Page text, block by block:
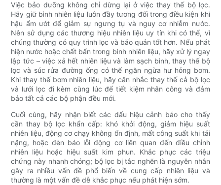
Việc bảo dưỡng không chỉ dừng lại ở việc thay thế bộ lọc.
Hãy giữ bình nhiên liệu luôn đầy tương đối trong điều kiện khí
hậu ẩm ướt để giảm sự ngưng tụ và nguy cơ nhiễm nước.
Nên sử dụng các thương hiệu nhiên liệu uy tín khi có thể, vì
chúng thường có quy trình lọc và bảo quản tốt hơn. Nếu phát
hiện nước hoặc chất bẩn trong bình nhiên liệu, hãy xử lý ngay
lập tức – việc xả hết nhiên liệu và làm sạch bình, thay thế bộ
lọc và súc rửa đường ống có thể ngăn ngừa hư hỏng bơm.
Khi thay thế bơm nhiên liệu, hãy cân nhắc thay thế cả bộ lọc
và lưới lọc đi kèm cùng lúc để tiết kiệm nhân công và đảm
bảo tất cả các bộ phận đều mới.
Cuối cùng, hãy nhận biết các dấu hiệu cảnh báo cho thấy
cần thay bộ lọc khẩn cấp: khó khởi động, giảm hiệu suất
nhiên liệu, động cơ chạy không ổn định, mất công suất khi tải
nặng, hoặc đèn báo lỗi động cơ liên quan đến điều chỉnh
nhiên liệu hoặc hiệu suất kim phun. Khắc phục các triệu
chứng này nhanh chóng; bộ lọc bị tắc nghẽn là nguyên nhân
gây ra nhiều vấn đề phổ biến về cung cấp nhiên liệu và
thường là một vấn đề dễ khắc phục nếu phát hiện sớm.